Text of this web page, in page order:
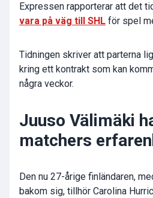
Expressen rapporterar att det
vara på väg till SHL för spel
Tidningen skriver att parterna
kring ett kontrakt som kan
några veckor.
Juuso Välimäki
matchers
Den nu 27-årige finländaren,
bakom sig, tillhör Carolina